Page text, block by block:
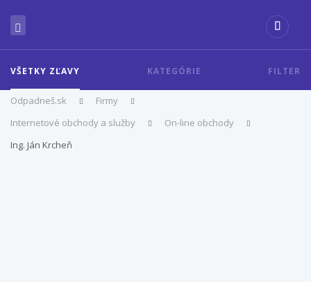
VŠETKY ZĽAVY KATEGÓRIE FILTER
Odpadneš.sk
Firmy
Internetové obchody a služby
On-line obchody
Ing. Ján Krcheň